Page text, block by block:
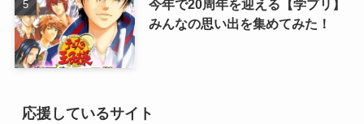
今年で20周年を迎える【学プリ】
みんなの思い出を集めてみた！
応援しているサイト